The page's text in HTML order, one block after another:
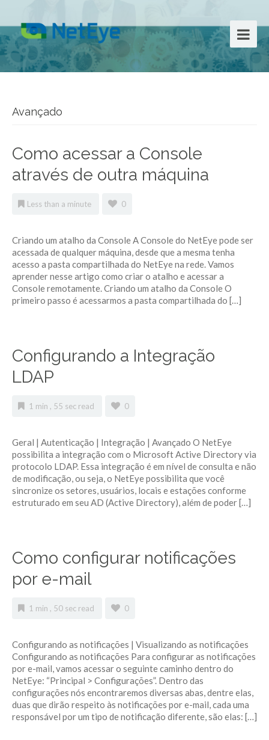
Avançado
Como acessar a Console
através de outra máquina
Less than a minute 0
Criando um atalho da Console A Console do NetEye pode ser
acessada de qualquer máquina, desde que a mesma tenha
acesso a pasta compartilhada do NetEye na rede. Vamos
aprender nesse artigo como criar o atalho e acessar a
Console remotamente. Criando um atalho da Console O
primeiro passo é acessarmos a pasta compartilhada do […]
Configurando a Integração
LDAP
1 min , 55 sec read 0
Geral | Autenticação | Integração | Avançado O NetEye
possibilita a integração com o Microsoft Active Directory via
protocolo LDAP. Essa integração é em nível de consulta e não
de modificação, ou seja, o NetEye possibilita que você
sincronize os setores, usuários, locais e estações conforme
estruturado em seu AD (Active Directory), além de poder […]
Como configurar notificações
por e-mail
1 min , 50 sec read 0
Configurando as notificações | Visualizando as notificações
Configurando as notificações Para configurar as notificações
por e-mail, vamos acessar o seguinte caminho dentro do
NetEye: “Principal > Configurações”. Dentro das
configurações nós encontraremos diversas abas, dentre elas,
duas que dirão respeito às notificações por e-mail, cada uma
responsável por um tipo de notificação diferente, são elas: […]